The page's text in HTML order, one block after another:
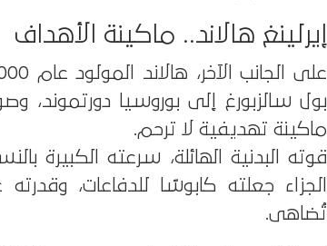
إيرلينغ هالاند.. ماكينة الأهداف
بول سالزبورغ إلى بوروسيا
ماكينة تهديفية لا ترحم.
قوته البدنية الهائلة، سرعته الكبيرة
الجزاء جعلته كابوسًا للدفاعات،
تُضاهى.